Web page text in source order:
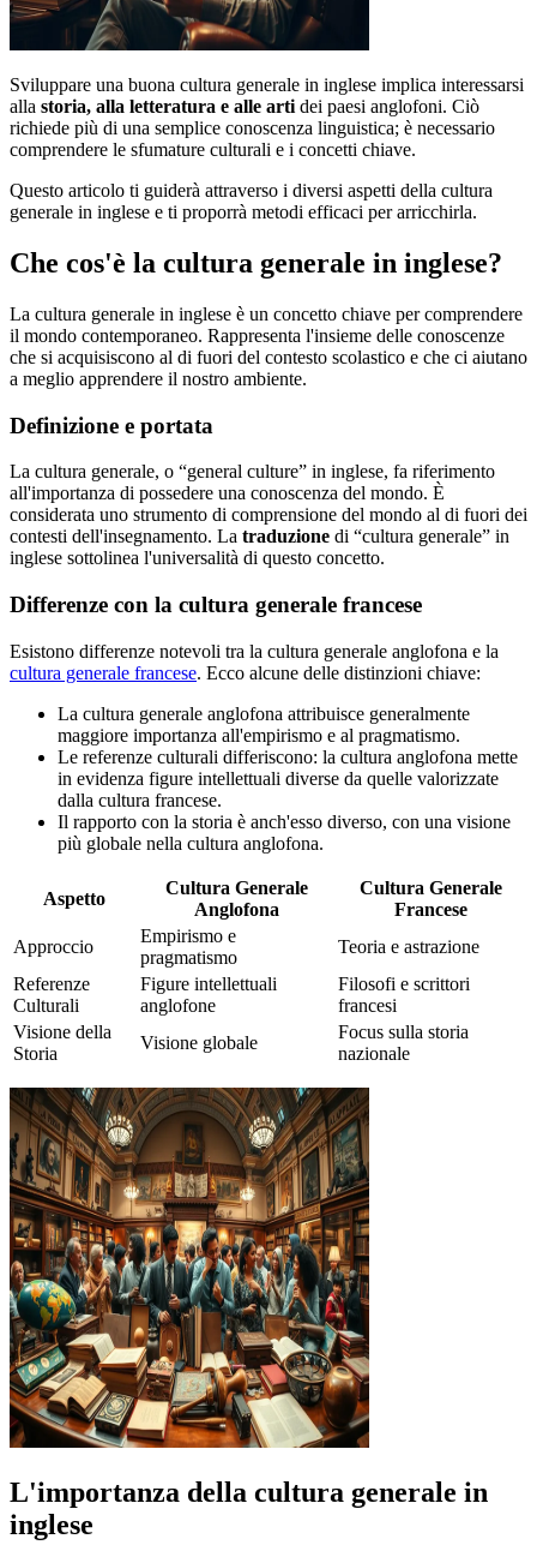
Sviluppare una buona cultura generale in inglese implica interessarsi
alla storia, alla letteratura e alle arti dei paesi anglofoni. Ciò
richiede più di una semplice conoscenza linguistica; è necessario
comprendere le sfumature culturali e i concetti chiave.
Questo articolo ti guiderà attraverso i diversi aspetti della cultura
generale in inglese e ti proporrà metodi efficaci per arricchirla.
Che cos'è la cultura generale in inglese?
La cultura generale in inglese è un concetto chiave per comprendere
il mondo contemporaneo. Rappresenta l'insieme delle conoscenze
che si acquisiscono al di fuori del contesto scolastico e che ci aiutano
a meglio apprendere il nostro ambiente.
Definizione e portata
La cultura generale, o “general culture” in inglese, fa riferimento
all'importanza di possedere una conoscenza del mondo. È
considerata uno strumento di comprensione del mondo al di fuori dei
contesti dell'insegnamento. La traduzione di “cultura generale” in
inglese sottolinea l'universalità di questo concetto.
Differenze con la cultura generale francese
Esistono differenze notevoli tra la cultura generale anglofona e la
cultura generale francese. Ecco alcune delle distinzioni chiave:
La cultura generale anglofona attribuisce generalmente
maggiore importanza all'empirismo e al pragmatismo.
Le referenze culturali differiscono: la cultura anglofona mette
in evidenza figure intellettuali diverse da quelle valorizzate
dalla cultura francese.
Il rapporto con la storia è anch'esso diverso, con una visione
più globale nella cultura anglofona.
Aspetto
Cultura Generale
Anglofona
Cultura Generale
Francese
Approccio
Empirismo e
pragmatismo
Teoria e astrazione
Referenze
Culturali
Figure intellettuali
anglofone
Filosofi e scrittori
francesi
Visione della
Storia
Visione globale
Focus sulla storia
nazionale
L'importanza della cultura generale in
inglese